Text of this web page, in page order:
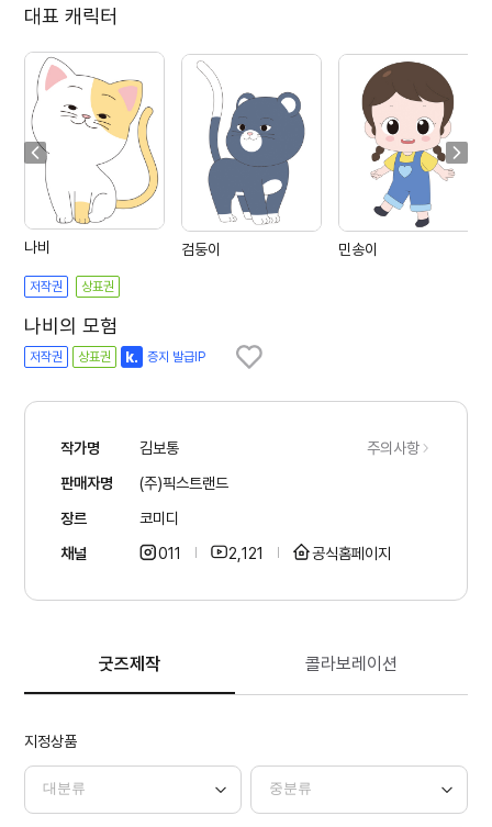
대표 캐릭터
나비
저작권 상표권
검둥이 민송이
나비의 모험
저작권 상표권 증지 발급IP
작가명 김보통
주의사항
판매자명
(주)픽스트랜드
장르
코미디
채널
011 2,121 공식홈페이지
굿즈제작 콜라보레이션
지정상품